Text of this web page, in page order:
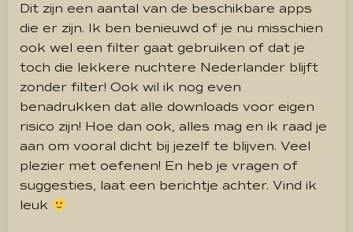
Dit zijn een aantal van de beschikbare apps
die er zijn. Ik ben benieuwd of je nu misschien
ook wel een filter gaat gebruiken of dat je
toch die lekkere nuchtere Nederlander blijft
zonder filter! Ook wil ik nog even
benadrukken dat alle downloads voor eigen
risico zijn! Hoe dan ook, alles mag en ik raad je
aan om vooral dicht bij jezelf te blijven. Veel
plezier met oefenen! En heb je vragen of
suggesties, laat een berichtje achter. Vind ik
leuk